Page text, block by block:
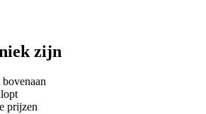
zijn
bovenaan
prijzen